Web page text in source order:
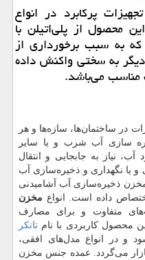
پركابرد در انواع
محصول از پلی‌اتیلن با
به سبب برخورداری از
دیگر به سختی واكنش داده
مناسب می‌باشد.
در ساختمان‌ها، سازه‌ها و هر
سازی آب شرب و یا سایر
نیاز به جابجایی و انتقال
و یا نگهداری و ذخیره‌سازی آب
مخزن ذخیره‌سازی آب آشامیدنی
داده است. انواع مخزن
متفاوت و برای مصارف
محصول کاربردی با نام تانکر
و در انواع مدل‌های افقی،
می‌گردد. عمده جنس مخزن